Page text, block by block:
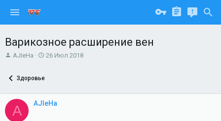
Варикозное расширение вен
А
о
т
е
м
AJIeHa
Д
ч
26 Июл 2018
Здоровье
A AJIeHa